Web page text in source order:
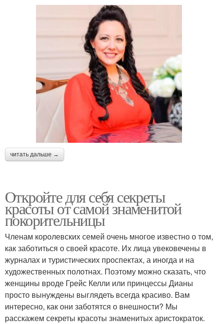
читать дальше →
Откройте для себя секреты
красоты от самой знаменитой
покорительницы
Членам королевских семей очень многое известно о том,
как заботиться о своей красоте. Их лица увековечены в
журналах и туристических проспектах, а иногда и на
художественных полотнах. Поэтому можно сказать, что
женщины вроде Грейс Келли или принцессы Дианы
просто вынуждены выглядеть всегда красиво. Вам
интересно, как они заботятся о внешности? Мы
расскажем секреты красоты знаменитых аристократок.